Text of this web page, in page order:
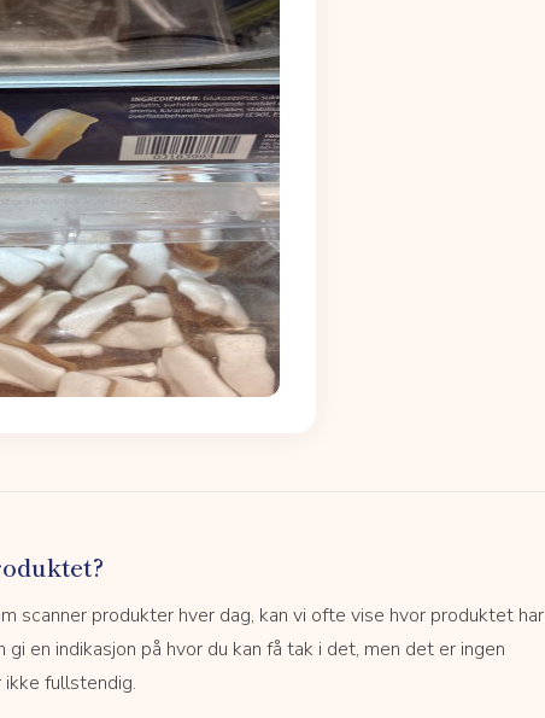
scanner produkter hver dag, kan vi ofte vise hvor produktet har
en indikasjon på hvor du kan få tak i det, men det er ingen
fullstendig.